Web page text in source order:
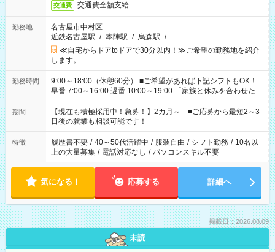
交通費 交通費全額支給
勤務地
名古屋市中村区
近鉄名古屋駅 / 本陣駅 / 烏森駅 / …
≪自宅からドアtoドアで30分以内！≫ご希望の勤務地を紹介
します。
勤務時間
9:00～18:00（休憩60分） ■ご希望があれば下記シフトもOK！
早番 7:00～16:00 遅番 10:00～19:00 「家族と休みを合わせた
い」 「余裕を持って夕飯の準備がしたい」 「できれば残業はし
たくない」 など、ご希望を教えてくださいね。 ※Wワーク希望
の方へ 今ご覧のお仕事で希望する勤務時間と、もう1つのお仕事
の勤務時間。 合計で週40時間を超える場合は応募できません。
期間
【現在も積極採用中！急募！】2カ月～ ■ご応募から最短2～3
日後の就業も相談可能です！
特徴 履歴書不要 / 40～50代活躍中 / 服装自由 / シフト勤務 / 10名以
上の大量募集 / 電話対応なし / パソコンスキル不要
気になる！ 応募する 詳細へ
掲載日：2026.08.09
未読